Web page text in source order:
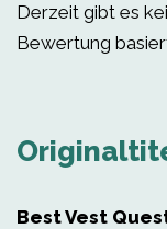
Derzeit gibt es
Bewertung
Best Vest